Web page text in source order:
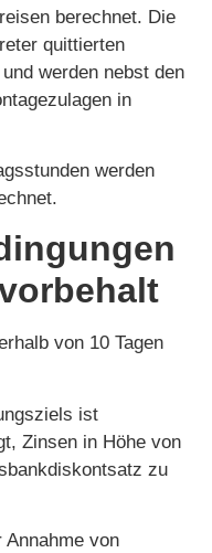
berechnet. Die
quittierten
werden nebst den
in
werden
von 10 Tagen
ist
Zinsen in Höhe von
zu
von